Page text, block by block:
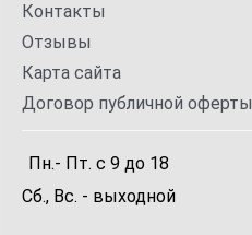
Контакты
Отзывы
Карта сайта
Договор публичной оферты
Пн.- Пт. с 9 до 18
Сб., Вс. - выходной